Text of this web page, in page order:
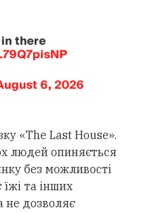
there
6, 2026
«The Last House».
людей опиняється
без можливості
та інших
не дозволяє